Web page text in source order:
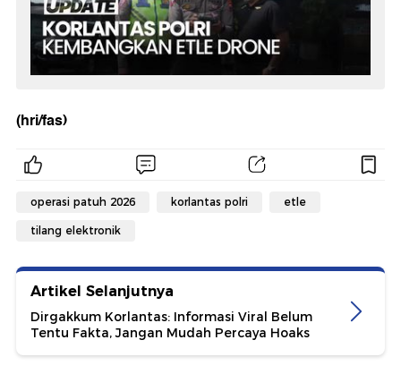
(hri/fas)
operasi patuh 2026 korlantas polri etle
tilang elektronik
Artikel Selanjutnya
Dirgakkum Korlantas: Informasi Viral Belum
Tentu Fakta, Jangan Mudah Percaya Hoaks